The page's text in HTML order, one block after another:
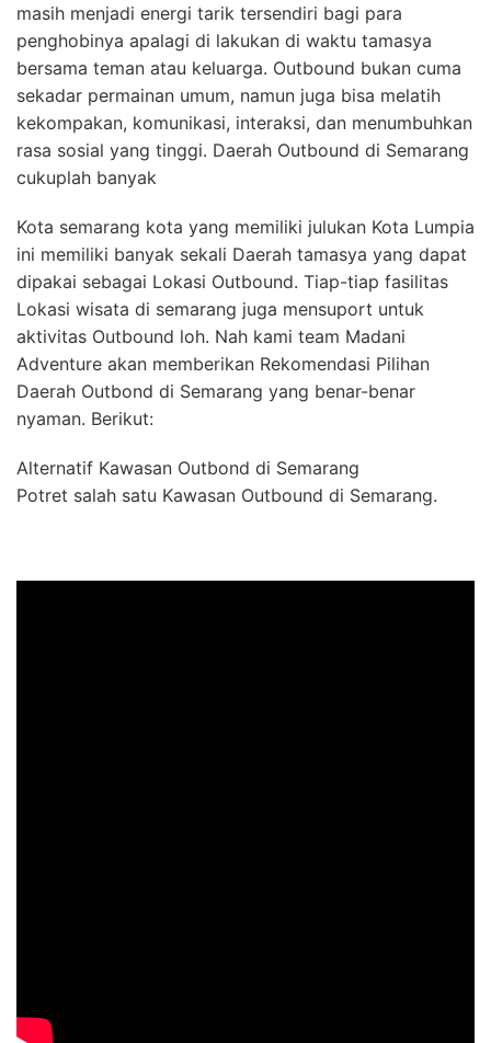
masih menjadi energi tarik tersendiri bagi para
penghobinya apalagi di lakukan di waktu tamasya
bersama teman atau keluarga. Outbound bukan cuma
sekadar permainan umum, namun juga bisa melatih
kekompakan, komunikasi, interaksi, dan menumbuhkan
rasa sosial yang tinggi. Daerah Outbound di Semarang
cukuplah banyak
Kota semarang kota yang memiliki julukan Kota Lumpia
ini memiliki banyak sekali Daerah tamasya yang dapat
dipakai sebagai Lokasi Outbound. Tiap-tiap fasilitas
Lokasi wisata di semarang juga mensuport untuk
aktivitas Outbound loh. Nah kami team Madani
Adventure akan memberikan Rekomendasi Pilihan
Daerah Outbond di Semarang yang benar-benar
nyaman. Berikut:
Alternatif Kawasan Outbond di Semarang
Potret salah satu Kawasan Outbound di Semarang.